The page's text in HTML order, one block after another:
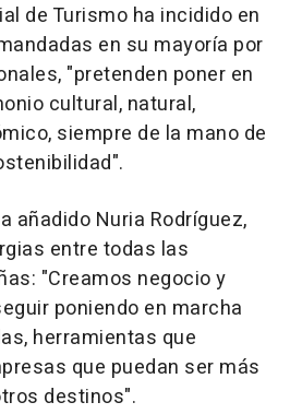
de Turismo ha incidido en
en su mayoría por
"pretenden poner en
cultural, natural,
siempre de la mano de
añadido Nuria Rodríguez,
entre todas las
"Creamos negocio y
poniendo en marcha
herramientas que
que puedan ser más
destinos".